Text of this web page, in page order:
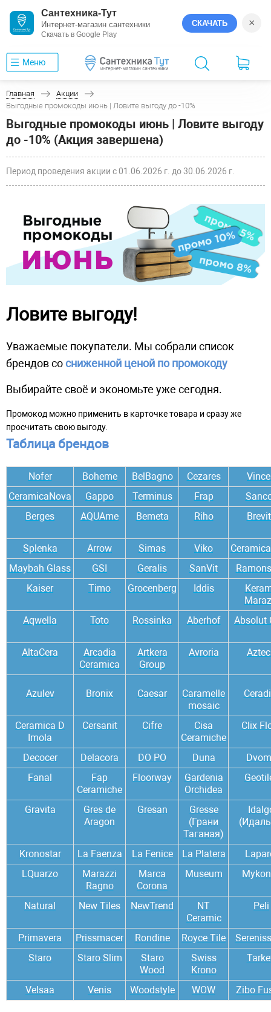
Сантехника-Тут
Интернет-магазин сантехники
Скачать в Google Play
СКАЧАТЬ ×
Меню
Главная
Акции
Выгодные промокоды июнь | Ловите выгоду до -10%
Выгодные промокоды июнь | Ловите выгоду
до -10% (Акция завершена)
Период проведения акции с 01.06.2026 г. до 30.06.2026 г.
Ловите выгоду!
Уважаемые покупатели. Мы собрали список
брендов сосниженной ценой по промокоду
Выбирайте своё и экономьте уже сегодня.
Промокод можно применить в карточке товара и сразу же
просчитать свою выгоду.
Таблица брендов
Nofer Boheme BelBagno Cezares
CeramicaNova
Gappo Terminus Frap
Berges
AQUAme Bemeta Riho
Splenka Arrow Simas Viko
Maybah Glass
GSI Geralis SanVit
Kaiser
Timo Grocenberg Iddis
Aqwella
Toto Rossinka Aberhof Absolut
AltaCera
Arcadia
Ceramica
Artkera
Group
Avroria
Azulev Bronix Caesar
Caramelle
mosaic
Ceramica D
Imola
Cersanit Cifre
Cisa
Ceramiche
Clix
Decocer Delacora DO PO Duna
Fanal
Fap
Ceramiche
Floorway
Gardenia
Orchidea
Gravita
Gres de
Aragon
Gresan
Gresse
(Грани
Таганая)
Kronostar La Faenza La Fenice La Platera
LQuarzo
Marazzi
Ragno
Marca
Corona
Museum
Natural New Tiles NewTrend
NT
Ceramiс
Peli
Primavera Prissmacer Rondine Royce Tile
Staro
Staro Slim
Staro
Wood
Swiss
Krono
Velsaa Venis Woodstyle WOW Zibo